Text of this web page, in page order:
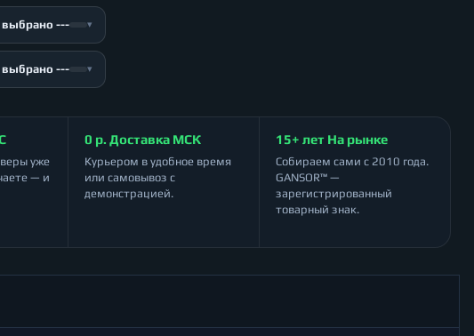
выбрано --- ▾
выбрано --- ▾
уже
— и
0 р. Доставка МСК
Курьером в удобное время
или самовывоз с
демонстрацией.
15+ лет На рынке
Собираем сами с 2010 года.
GANSOR™ —
зарегистрированный
товарный знак.